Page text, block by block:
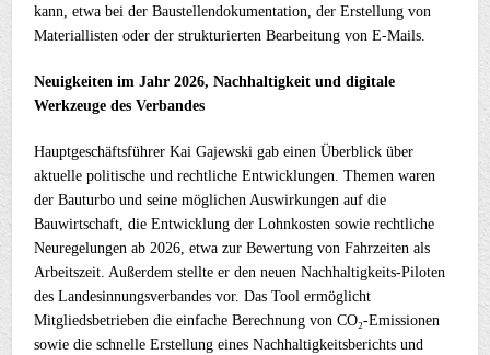
kann, etwa bei der Baustellendokumentation, der Erstellung von
Materiallisten oder der strukturierten Bearbeitung von E-Mails.
Neuigkeiten im Jahr 2026, Nachhaltigkeit und digitale
Werkzeuge des Verbandes
Hauptgeschäftsführer Kai Gajewski gab einen Überblick über
aktuelle politische und rechtliche Entwicklungen. Themen waren
der Bauturbo und seine möglichen Auswirkungen auf die
Bauwirtschaft, die Entwicklung der Lohnkosten sowie rechtliche
Neuregelungen ab 2026, etwa zur Bewertung von Fahrzeiten als
Arbeitszeit. Außerdem stellte er den neuen Nachhaltigkeits-Piloten
des Landesinnungsverbandes vor. Das Tool ermöglicht
Mitgliedsbetrieben die einfache Berechnung von CO₂-Emissionen
sowie die schnelle Erstellung eines Nachhaltigkeitsberichts und